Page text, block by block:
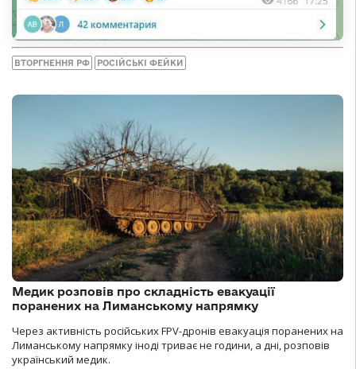
ВТОРГНЕННЯ РФ РОСІЙСЬКІ ФЕЙКИ
Медик розповів про складність евакуації
поранених на Лиманському напрямку
Через активність російських FPV-дронів евакуація поранених на
Лиманському напрямку іноді триває не години, а дні, розповів
український медик.